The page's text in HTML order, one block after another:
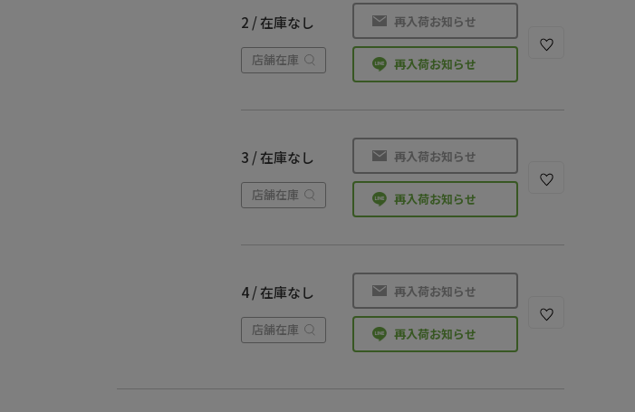
2 / 在庫なし
店舗在庫
再入荷お知らせ
再入荷お知らせ
3 / 在庫なし
店舗在庫
再入荷お知らせ
再入荷お知らせ
4 / 在庫なし
店舗在庫
再入荷お知らせ
再入荷お知らせ